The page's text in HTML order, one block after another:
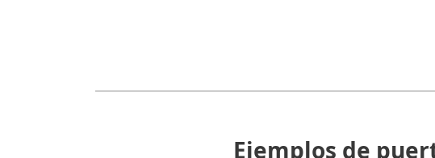
Ejemplos de